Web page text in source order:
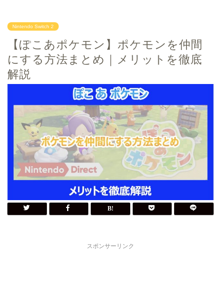
Nintendo Switch 2
【ぽこあポケモン】ポケモンを仲間
にする方法まとめ｜メリットを徹底
解説
スポンサーリンク